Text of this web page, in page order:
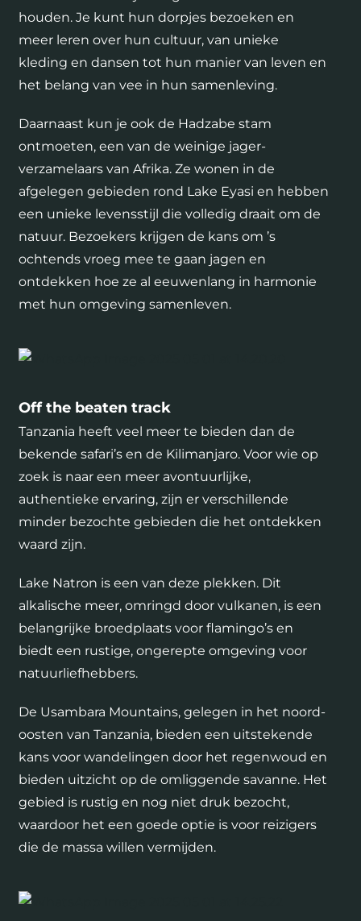
houden. Je kunt hun dorpjes bezoeken en
meer leren over hun cultuur, van unieke
kleding en dansen tot hun manier van leven en
het belang van vee in hun samenleving.
Daarnaast kun je ook de Hadzabe stam
ontmoeten, een van de weinige jager-
verzamelaars van Afrika. Ze wonen in de
afgelegen gebieden rond Lake Eyasi en hebben
een unieke levensstijl die volledig draait om de
natuur. Bezoekers krijgen de kans om ’s
ochtends vroeg mee te gaan jagen en
ontdekken hoe ze al eeuwenlang in harmonie
met hun omgeving samenleven.
Off the beaten track
Tanzania heeft veel meer te bieden dan de
bekende safari’s en de Kilimanjaro. Voor wie op
zoek is naar een meer avontuurlijke,
authentieke ervaring, zijn er verschillende
minder bezochte gebieden die het ontdekken
waard zijn.
Lake Natron is een van deze plekken. Dit
alkalische meer, omringd door vulkanen, is een
belangrijke broedplaats voor flamingo’s en
biedt een rustige, ongerepte omgeving voor
natuurliefhebbers.
De Usambara Mountains, gelegen in het noord-
oosten van Tanzania, bieden een uitstekende
kans voor wandelingen door het regenwoud en
bieden uitzicht op de omliggende savanne. Het
gebied is rustig en nog niet druk bezocht,
waardoor het een goede optie is voor reizigers
die de massa willen vermijden.